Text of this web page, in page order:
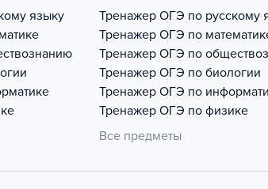
языку
Тренажер ОГЭ по русскому
Тренажер ОГЭ по
Тренажер ОГЭ по
Тренажер ОГЭ по биологии
Тренажер ОГЭ по
Тренажер ОГЭ по физике
Все предметы